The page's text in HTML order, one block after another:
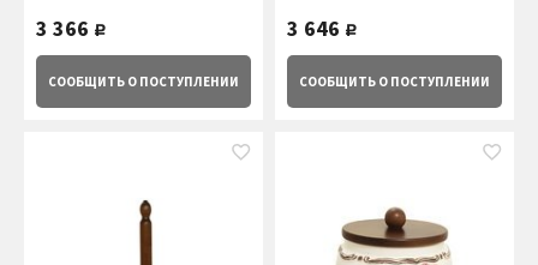
3 366 руб.
СООБЩИТЬ О ПОСТУПЛЕНИИ
3 646 руб.
СООБЩИТЬ О ПОСТУПЛЕНИИ